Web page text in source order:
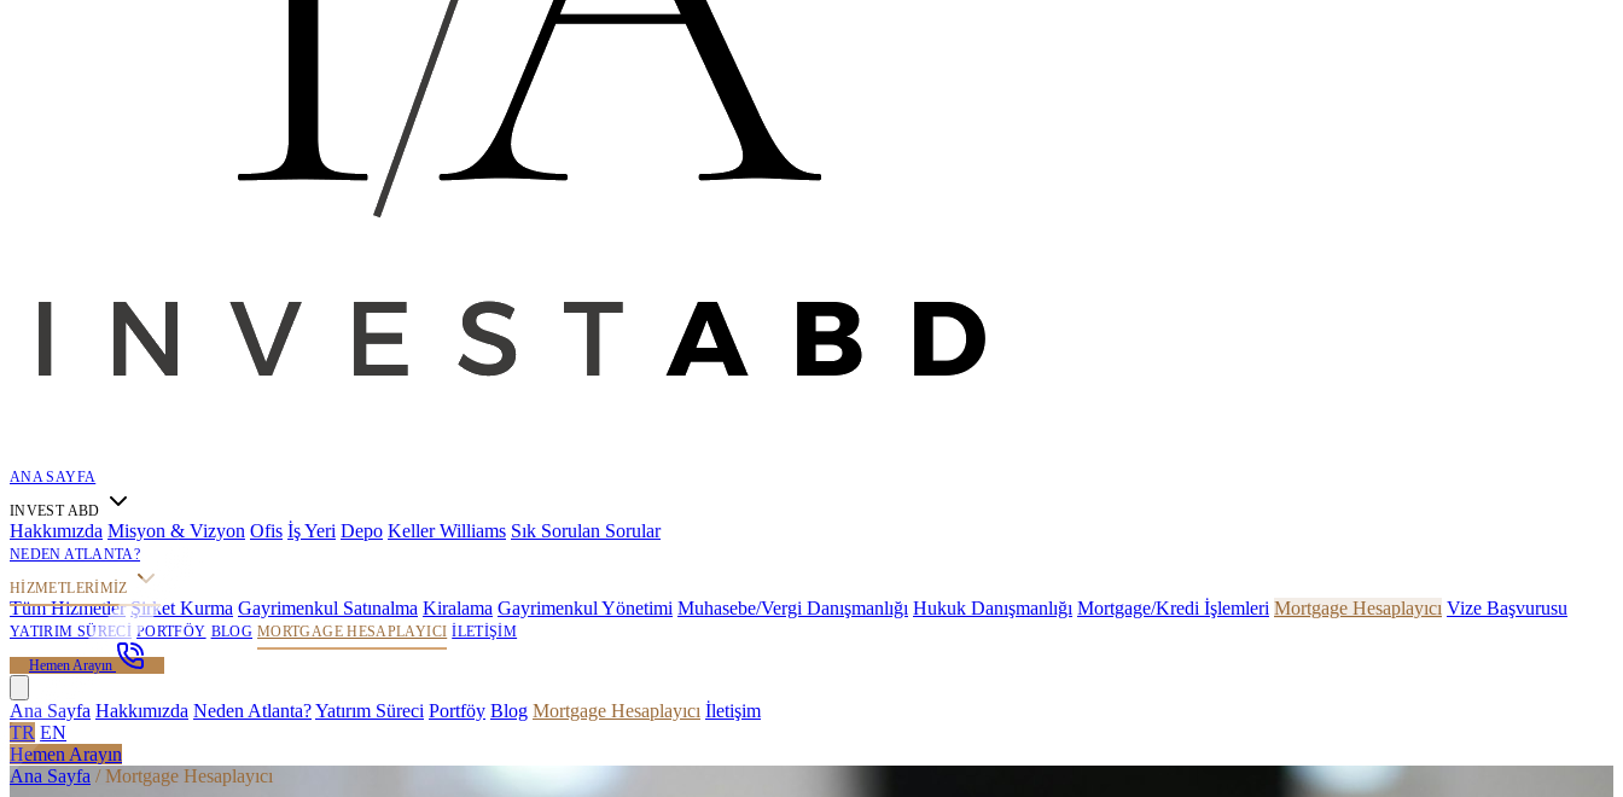
ANA SAYFA
INVEST ABD
Hakkımızda Misyon & Vizyon Ofis İş Yeri Depo Keller Williams Sık Sorulan Sorular
NEDEN ATLANTA?
HIZMETLERIMIZ
Tüm Hizmetler Şirket Kurma Gayrimenkul Satınalma Kiralama Gayrimenkul Yönetimi Muhasebe/Vergi Danışmanlığı Hukuk Danışmanlığı Mortgage/Kredi İşlemleri Mortgage Hesaplayıcı Vize Başvurusu
YATIRIM SÜRECI PORTFÖY BLOG MORTGAGE HESAPLAYICI İLETIŞIM
Hemen Arayın
Ana Sayfa Hakkımızda Neden Atlanta?Yatırım Süreci Portföy Blog Mortgage Hesaplayıcı İletişim
TR EN
Hemen Arayın
Ana Sayfa / Mortgage Hesaplayıcı